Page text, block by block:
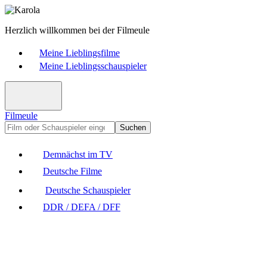
Herzlich willkommen bei der Filmeule
Meine Lieblingsfilme
Meine Lieblingsschauspieler
Filmeule
Suchen
Demnächst im TV
Deutsche Filme
Deutsche Schauspieler
DDR / DEFA / DFF